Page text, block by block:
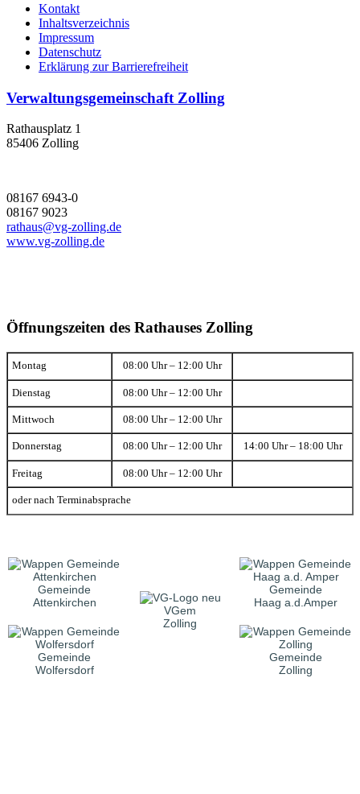
Kontakt
Inhaltsverzeichnis
Impressum
Datenschutz
Erklärung zur Barrierefreiheit
Verwaltungsgemeinschaft Zolling
Rathausplatz 1
85406 Zolling
08167 6943-0
08167 9023
rathaus@vg-zolling.de
www.vg-zolling.de
Öffnungszeiten des Rathauses Zolling
Montag 08:00 Uhr – 12:00 Uhr
Dienstag 08:00 Uhr – 12:00 Uhr
Mittwoch 08:00 Uhr – 12:00 Uhr
Donnerstag 08:00 Uhr – 12:00 Uhr 14:00 Uhr – 18:00 Uhr
Freitag 08:00 Uhr – 12:00 Uhr
oder nach Terminabsprache
Gemeinde
Attenkirchen
VGem
Zolling
Gemeinde
Haag a.d.Amper
Gemeinde
Wolfersdorf
Gemeinde
Zolling